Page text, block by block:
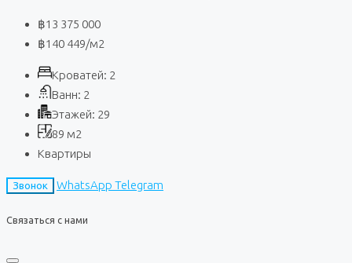
฿13 375 000
฿140 449/м2
Кроватей: 2
Ванн: 2
Этажей: 29
89 м2
Квартиры
Звонок WhatsApp Telegram
Связаться с нами